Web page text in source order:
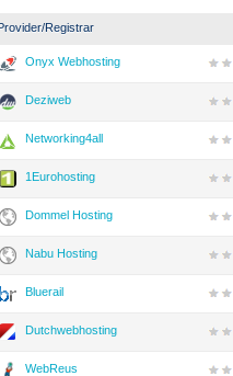
Registrar
Onyx Webhosting
Deziweb
Networking4all
1Eurohosting
Dommel Hosting
Nabu Hosting
Bluerail
Dutchwebhosting
WebReus